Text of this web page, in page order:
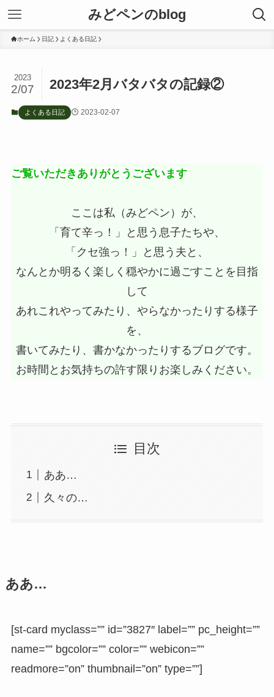
みどペンのblog
ホーム 日記 よくある日記
2023年2月バタバタの記録②
2023
2/07
よくある日記 2023-02-07
ご覧いただきありがとうございます
ここは私（みどペン）が、
「育て辛っ！」と思う息子たちや、
「クセ強っ！」と思う夫と、
なんとか明るく楽しく穏やかに過ごすことを目指
して
あれこれやってみたり、やらなかったりする様子
を、
書いてみたり、書かなかったりするブログです。
お時間とお気持ちの許す限りお楽しみください。
目次
ああ…
久々の…
ああ…
[st-card myclass=”” id=”3827″ label=”” pc_height=””
name=”” bgcolor=”” color=”” webicon=””
readmore=”on” thumbnail=”on” type=””]